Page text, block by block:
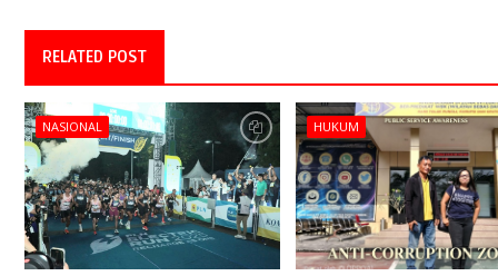
RELATED POST
NASIONAL HUKUM